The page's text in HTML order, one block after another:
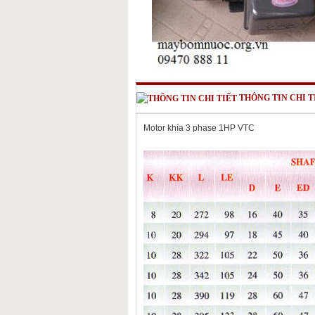
THÔNG TIN CHI
Motor khía 3 phase 1HP VTC